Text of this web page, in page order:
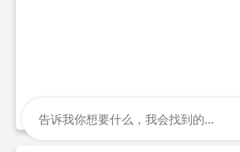
告诉我你想要什么，我会找到的...